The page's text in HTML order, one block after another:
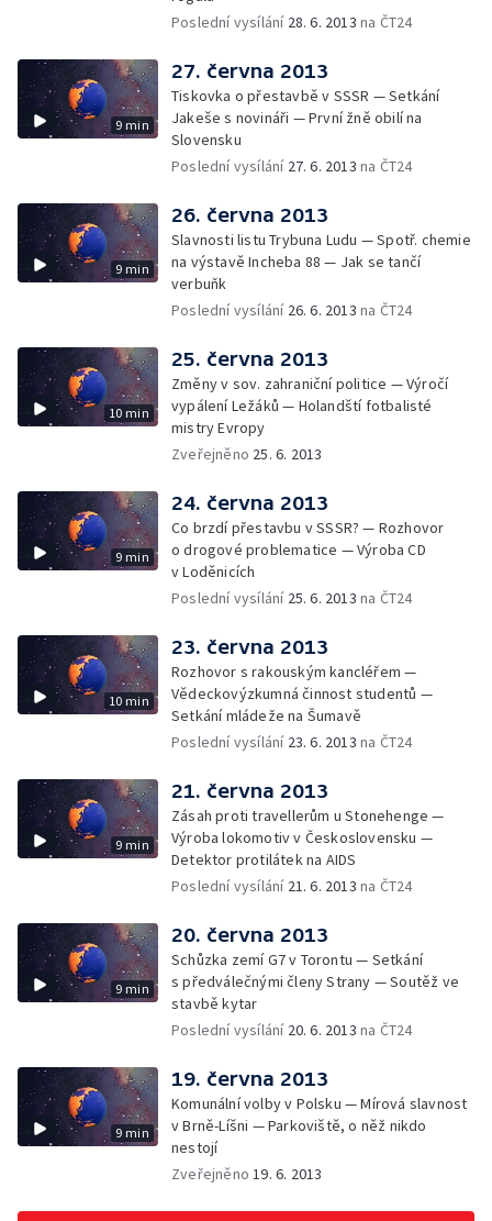
Poslední vysílání 28. 6. 2013 na ČT24
9 min
27. června 2013
Tiskovka o přestavbě v SSSR — Setkání
Jakeše s novináři — První žně obilí na
Slovensku
Poslední vysílání 27. 6. 2013 na ČT24
9 min
26. června 2013
Slavnosti listu Trybuna Ludu — Spotř. chemie
na výstavě Incheba 88 — Jak se tančí
verbuňk
Poslední vysílání 26. 6. 2013 na ČT24
10 min
25. června 2013
Změny v sov. zahraniční politice — Výročí
vypálení Ležáků — Holandští fotbalisté
mistry Evropy
Zveřejněno 25. 6. 2013
9 min
24. června 2013
Co brzdí přestavbu v SSSR? — Rozhovor
o drogové problematice — Výroba CD
v Loděnicích
Poslední vysílání 25. 6. 2013 na ČT24
10 min
23. června 2013
Rozhovor s rakouským kancléřem —
Vědeckovýzkumná činnost studentů —
Setkání mládeže na Šumavě
Poslední vysílání 23. 6. 2013 na ČT24
9 min
21. června 2013
Zásah proti travellerům u Stonehenge —
Výroba lokomotiv v Československu —
Detektor protilátek na AIDS
Poslední vysílání 21. 6. 2013 na ČT24
9 min
20. června 2013
Schůzka zemí G7 v Torontu — Setkání
s předválečnými členy Strany — Soutěž ve
stavbě kytar
Poslední vysílání 20. 6. 2013 na ČT24
9 min
19. června 2013
Komunální volby v Polsku — Mírová slavnost
v Brně-Líšni — Parkoviště, o něž nikdo
nestojí
Zveřejněno19. 6. 2013